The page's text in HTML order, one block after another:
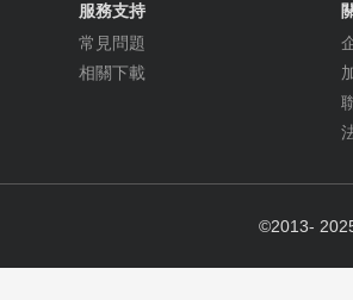
服務支持
常見問題
相關下載
©2013-